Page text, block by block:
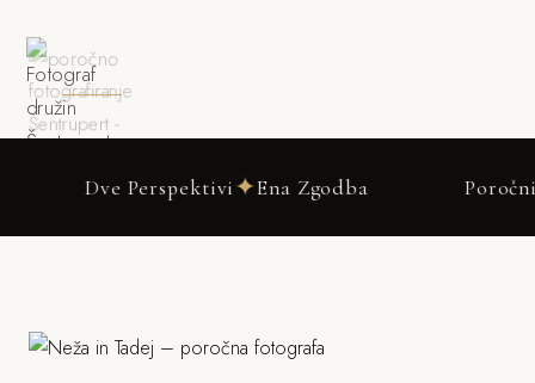
Perspektivi✦Ena Zgodba Poročni fotograf